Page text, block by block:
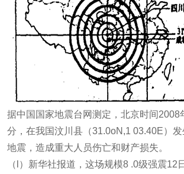
据中国国家地震台网测定，北京时间2008
分，在我国汶川县（31.0oN,1 03.40E）
地震，造成重大人员伤亡和财产损失。
（l）新华社报道，这场规模8 .0级强震12